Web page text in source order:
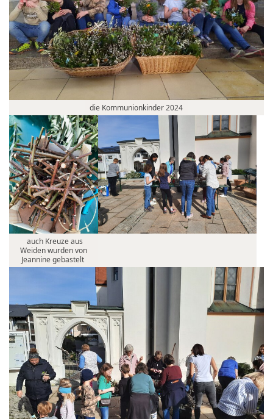
die Kommunionkinder 2024
auch Kreuze aus
Weiden wurden von
Jeannine gebastelt